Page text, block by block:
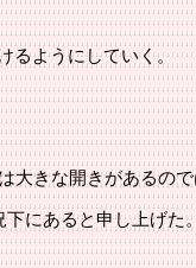
るようにしていく。
大きな開きがあるの
にあると申し上げた